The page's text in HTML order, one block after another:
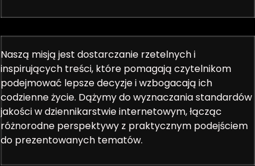
Naszą misją jest dostarczanie rzetelnych i
inspirujących treści, które pomagają czytelnikom
podejmować lepsze decyzje i wzbogacają ich
codzienne życie. Dążymy do wyznaczania standardów
jakości w dziennikarstwie internetowym, łącząc
różnorodne perspektywy z praktycznym podejściem
do prezentowanych tematów.